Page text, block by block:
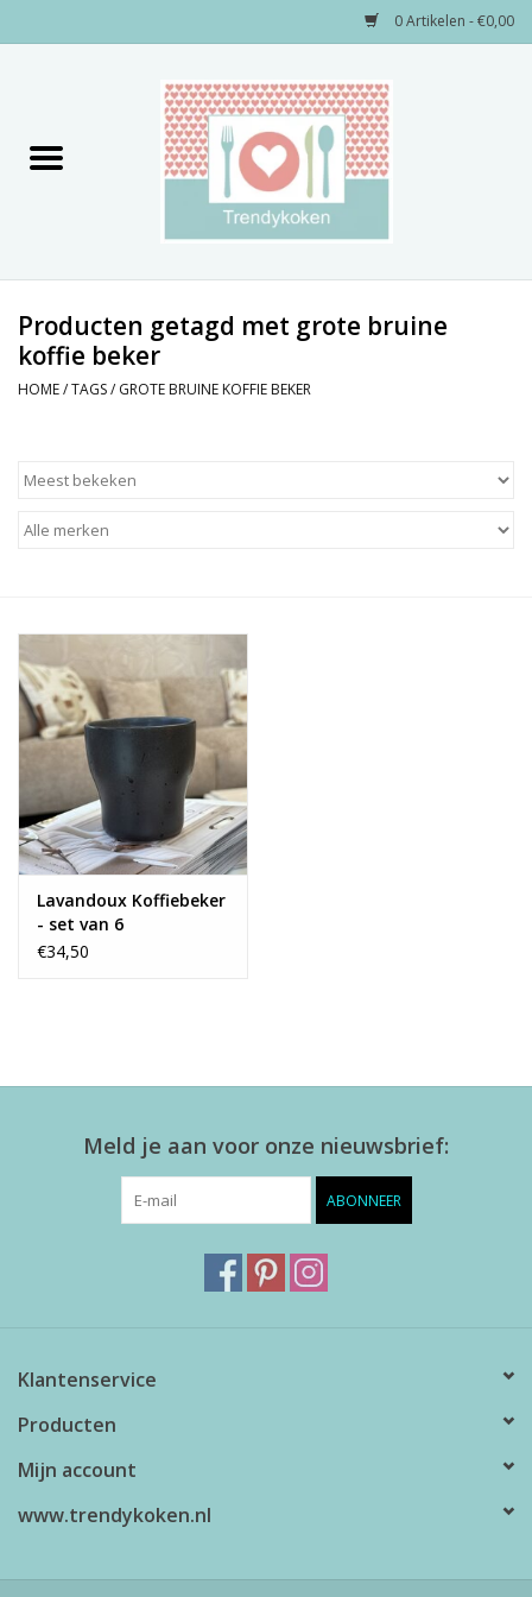
0 Artikelen - €0,00
Decoratie
Keukengerei
Sale!
Kleuren
Producten getagd met grote bruine
koffie beker
HOME/TAGS/ GROTE BRUINE KOFFIE BEKER
Lavandoux Koffiebeker
- set van 6
€34,50
Meld je aan voor onze nieuwsbrief:
ABONNEER
Klantenservice
Producten
Mijn account
www.trendykoken.nl